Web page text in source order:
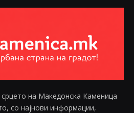
на Македонска Каменица
со најнови информации,